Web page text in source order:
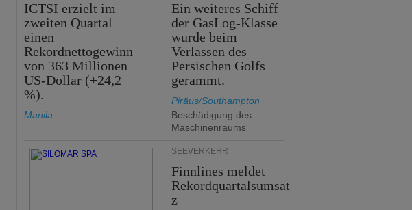
ICTSI erzielt im
zweiten Quartal
einen
Rekordnettogewinn
von 363 Millionen
US-Dollar (+24,2
%).
Manila
Ein weiteres Schiff
der GasLog-Klasse
wurde beim
Verlassen des
Persischen Golfs
gerammt.
Piräus/Southampton
Beschädigung des
Maschinenraums
SEEVERKEHR
Finnlines meldet
Rekordquartalsumsat
z